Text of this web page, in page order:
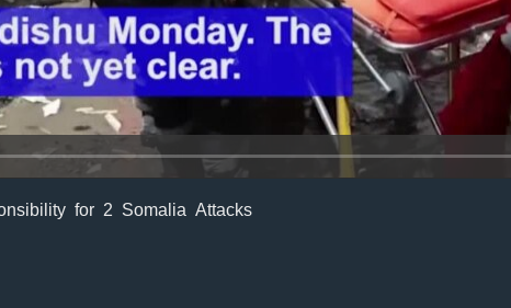
for 2 Somalia Attacks